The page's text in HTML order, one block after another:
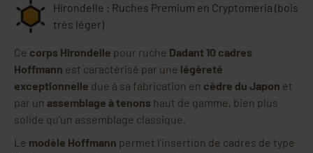
Hirondelle : Ruches Premium en Cryptomeria (bois
très léger)
Ce corps Hirondelle pour ruche Dadant 10 cadres
Hoffmann est caractérisé par une légèreté
exceptionnelle due à sa fabrication en cèdre du Japon et
par un assemblage à tenons haut de gamme, bien plus
solide qu'un assemblage classique.
Le modèle Hoffmann permet l'insertion de cadres de type